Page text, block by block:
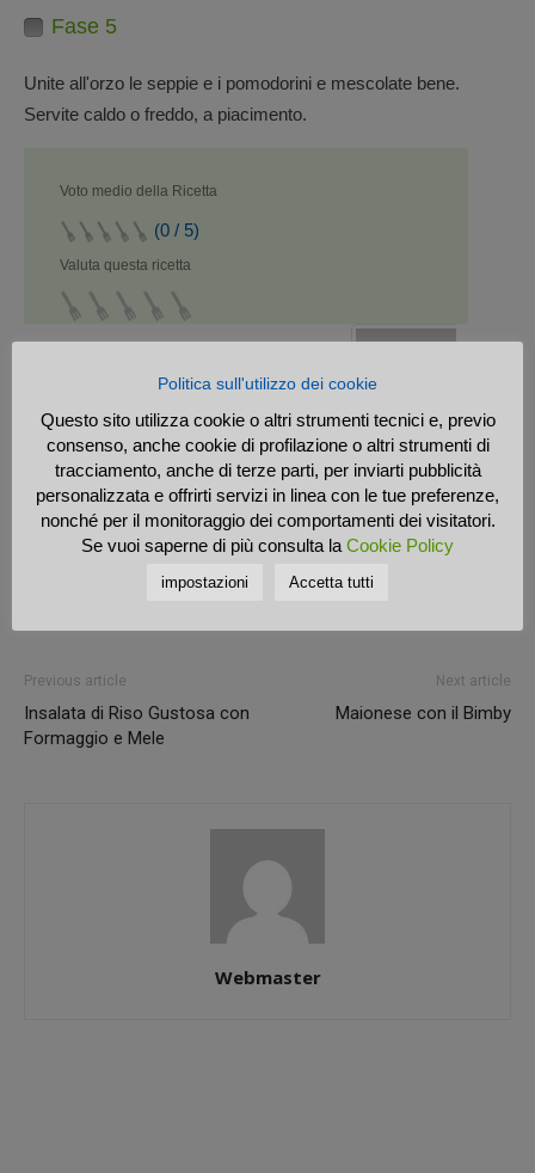
Fase 5
Unite all'orzo le seppie e i pomodorini e mescolate bene.
Servite caldo o freddo, a piacimento.
Voto medio della Ricetta
(0 / 5)
Valuta questa ricetta
Webmaster
Vedi altre Ricette del
Cuoco »
Previous article
Insalata di Riso Gustosa con
Formaggio e Mele
Next article
Maionese con il Bimby
Webmaster
Politica sull'utilizzo dei cookie
Questo sito utilizza cookie o altri strumenti tecnici e, previo
consenso, anche cookie di profilazione o altri strumenti di
tracciamento, anche di terze parti, per inviarti pubblicità
personalizzata e offrirti servizi in linea con le tue preferenze,
nonché per il monitoraggio dei comportamenti dei visitatori.
Se vuoi saperne di più consulta la Cookie Policy
impostazioni Accetta tutti